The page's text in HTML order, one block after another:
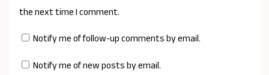
the next time I comment.
Notify me of follow-up comments by email.
Notify me of new posts by email.